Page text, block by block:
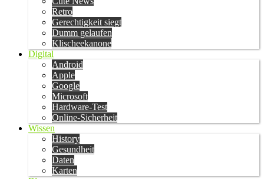
Retro
Gerechtigkeit siegt
Dumm gelaufen
Klischeekanone
Digital
Android
Apple
Google
Microsoft
Hardware-Test
Online-Sicherheit
Wissen
History
Gesundheit
Daten
Karten